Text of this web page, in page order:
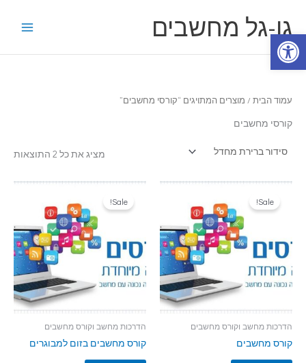
פתח סרגל נגישות
לתוכןגו-גל מחשבים
עמוד הבית / מוצרים המתויגים “קורסי מחשבים”
קורסי מחשבים
מציג את כל 2 התוצאות
Sale!
הדרכות מחשב וקורס מחשבים
קורס מחשבים
Sale!
הדרכות מחשב וקורס מחשבים
קורס מחשבים בזום למבוגרים